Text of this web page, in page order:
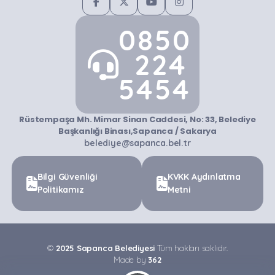
0850
224
5454
Rüstempaşa Mh. Mimar Sinan Caddesi, No: 33, Belediye
Başkanlığı Binası,Sapanca / Sakarya
belediye@sapanca.bel.tr
Bilgi Güvenliği
Politikamız
KVKK Aydınlatma
Metni
© 2025 Sapanca Belediyesi Tüm hakları saklıdır.
Made by362